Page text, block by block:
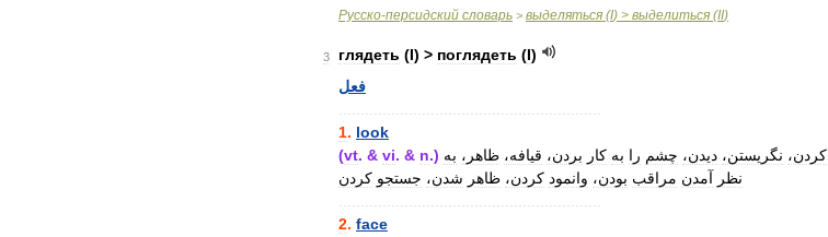
Русско-персидский словарь > выделяться (I) > выделиться (II)
3 глядеть (I) > поглядеть (I)
فعل
1. look
(vt. & vi. & n.) کردن، نگریستن، دیدن، چشم را به کار بردن، قیافه، ظاهر، به
نظر آمدن مراقب بودن، وانمود کردن، ظاهر شدن، جستجو کردن
2. face